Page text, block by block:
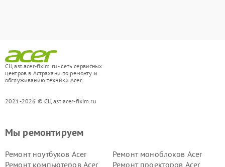
СЦ ast.acer-fixim.ru - сеть сервисных
центров в Астрахани по ремонту и
обслуживанию техники Acer
2021-2026 © СЦ ast.acer-fixim.ru
Мы ремонтируем
Ремонт ноутбуков Acer
Ремонт моноблоков Acer
Ремонт компьютеров Acer
Ремонт проекторов Acer